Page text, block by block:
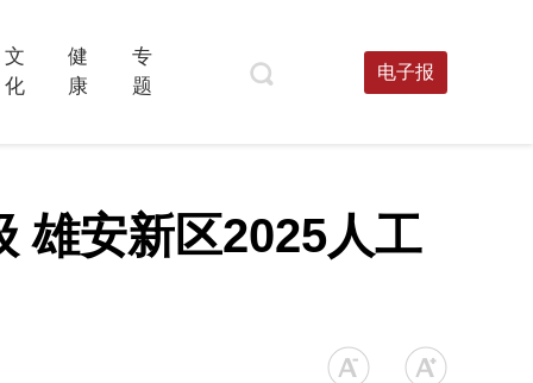
文
化
健
康
专
题
电子报
雄安新区2025人工